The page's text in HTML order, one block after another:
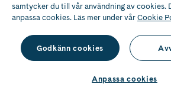
samtycker du till vår användning av cookies.
anpassa cookies. Läs mer under vårCookie
Godkänn cookies
Anpassa cookies